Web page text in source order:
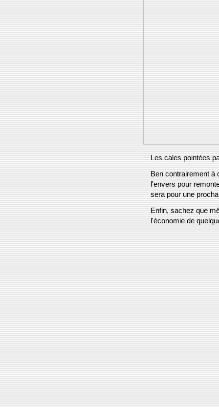
Les cales pointées
Ben contrairement à
l'envers pour
sera pour une
Enfin, sachez que
l'économie de